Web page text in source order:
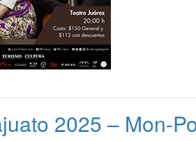
2025 – Mon-